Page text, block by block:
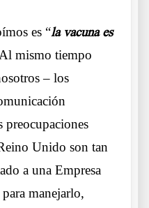
es “la vacuna es
mismo tiempo
– los
preocupaciones
Unido son tan
a una Empresa
manejarlo,